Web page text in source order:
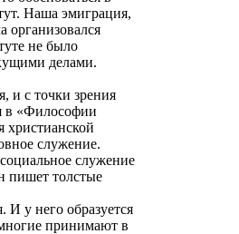
Наша эмиграция,
организовался
не было
делами.
и с точки зрения
в «Философии
христианской
служение.
служение
пишет толстые
И у него образуется
принимают в